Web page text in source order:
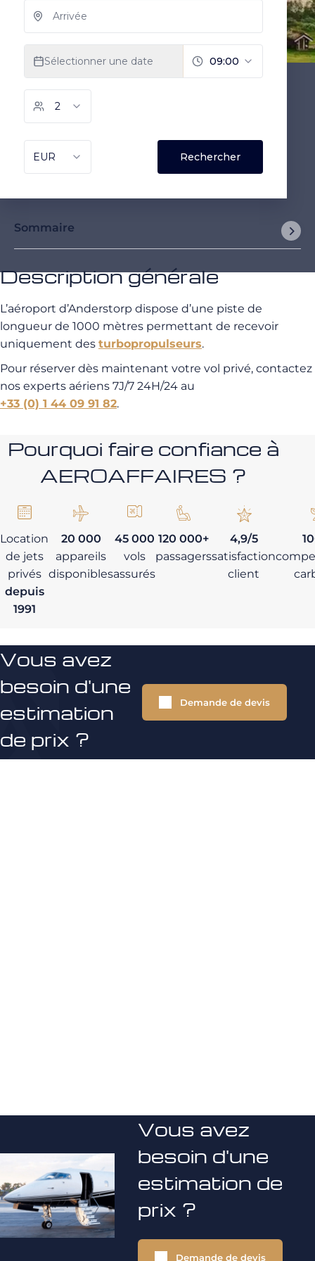
Sommaire
Description générale
L’aéroport d’Anderstorp dispose d’une piste de
longueur de 1000 mètres permettant de recevoir
uniquement des turbopropulseurs.
Pour réserver dès maintenant votre vol privé, contactez
nos experts aériens 7J/7 24H/24 au
+33 (0) 1 44 09 91 82.
Pourquoi faire confiance à
AEROAFFAIRES ?
Location
de jets
privés
depuis
1991
20 000
appareils
disponibles
45 000
vols
assurés
120 000+
passagers
4,9/5
satisfaction
client
Vous avez
besoin d'une
estimation
de prix ?
Demande de devis
Vous avez
besoin d'une
estimation de
prix ?
Demande de devis